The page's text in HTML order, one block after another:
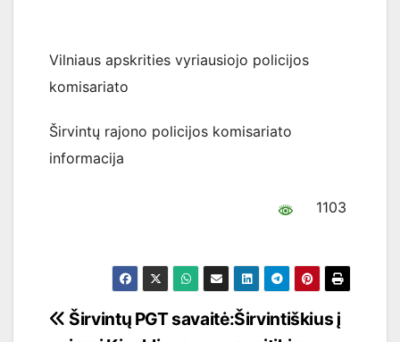
Vilniaus apskrities vyriausiojo policijos
komisariato
Širvintų rajono policijos komisariato
informacija
1103
Navigacija
Širvintiškius į
Širvintų PGT savaitė: